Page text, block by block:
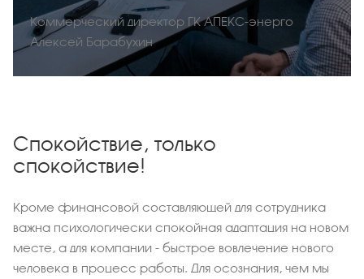
Коммерческий директор ГК АПЕКС-энерго
Алексей Барабухин
Спокойствие, только
спокойствие!
Кроме финансовой составляющей для сотрудника
важна психологически спокойная адаптация на новом
месте, а для компании - быстрое вовлечение нового
человека в процесс работы. Для осознания, чем мы